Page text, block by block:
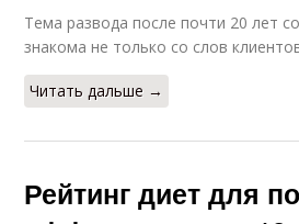
Тема развода после почти 20 лет
знакома не только со слов
Читать дальше →
Рейтинг диет для